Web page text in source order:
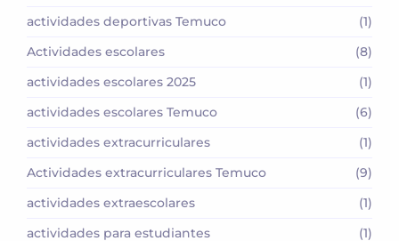
actividades deportivas Temuco
(1)
Actividades escolares
(8)
actividades escolares 2025
(1)
actividades escolares Temuco
(6)
actividades extracurriculares
(1)
Actividades extracurriculares Temuco
(9)
actividades extraescolares
(1)
actividades para estudiantes
(1)